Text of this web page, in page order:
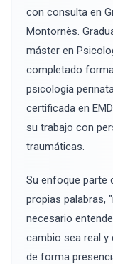
con consulta en
Montornès.
máster en
completado
psicología
certificada en
su trabajo con
traumáticas.
Su enfoque parte
propias palabras,
necesario
cambio sea real y
de forma